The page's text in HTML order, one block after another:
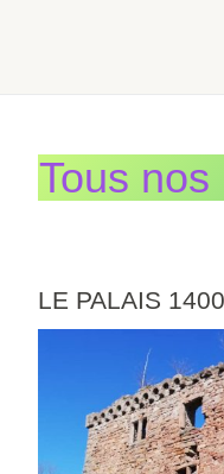
Tous
LE PALAIS 1400